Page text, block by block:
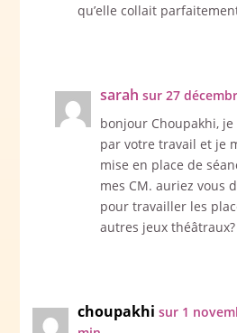
qu’elle collait
sarah sur 27
bonjour Choupakhi,
par votre travail et je
mise en place de
mes CM. auriez vous
pour travailler les
autres jeux
choupakhi sur 1